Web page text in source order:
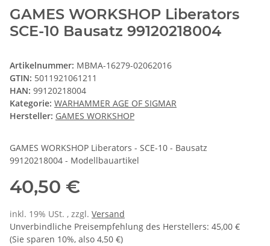
GAMES WORKSHOP Liberators
SCE-10 Bausatz 99120218004
Artikelnummer: MBMA-16279-02062016
GTIN: 5011921061211
HAN: 99120218004
Kategorie: WARHAMMER AGE OF SIGMAR
Hersteller: GAMES WORKSHOP
GAMES WORKSHOP Liberators - SCE-10 - Bausatz
99120218004 - Modellbauartikel
40,50 €
inkl. 19% USt. , zzgl. Versand
Unverbindliche Preisempfehlung des Herstellers: 45,00 €
(Sie sparen 10%, also 4,50 €)